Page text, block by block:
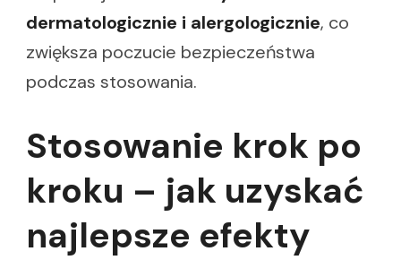
dermatologicznie i alergologicznie, co
zwiększa poczucie bezpieczeństwa
podczas stosowania.
Stosowanie krok po
kroku – jak uzyskać
najlepsze efekty